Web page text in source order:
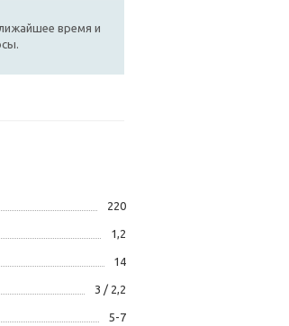
время и
220
1,2
14
3 / 2,2
5-7